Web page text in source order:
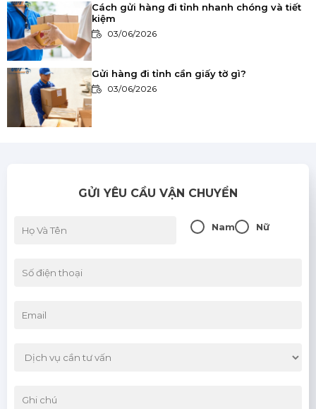
Cách gửi hàng đi tỉnh nhanh chóng và tiết
kiệm
03/06/2026
Gửi hàng đi tỉnh cần giấy tờ gì?
03/06/2026
Đường bộ, đường sắt, đường hàng không
GỬI YÊU CẦU VẬN CHUYỂN
Nam Nữ